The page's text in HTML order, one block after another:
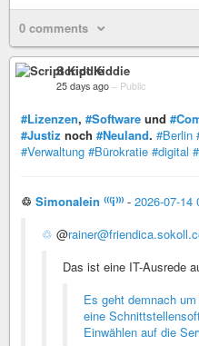
0 comments
Script Kiddie
25 days ago – Public
#Lizenzen, #Software und
#Justiz noch #Neuland. #Berlin
#Verwaltung #Bürokratie #digital
♲ Simonalein ⁽⁽⁽i⁾⁾⁾ - 2026-07-14
♲ @
Das ist eine IT-Ausrede
Es geht demnach
eine
Einwählen auf die